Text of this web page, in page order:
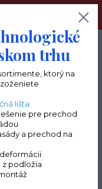
nájdete kompletný
0
profilom
trhu
ktorý na
lišta
pre prechod
a prechod na
z podložia